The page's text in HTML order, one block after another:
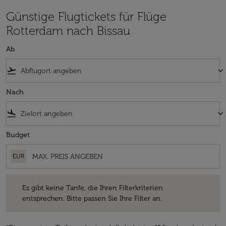
Günstige Flugtickets für Flüge
Rotterdam nach Bissau
Ab
flight_takeoff keyboard_arrow_down
Nach
flight_land keyboard_arrow_down
Budget
EUR
Es gibt keine Tarife, die Ihren Filterkriterien
entsprechen. Bitte passen Sie Ihre Filter an.